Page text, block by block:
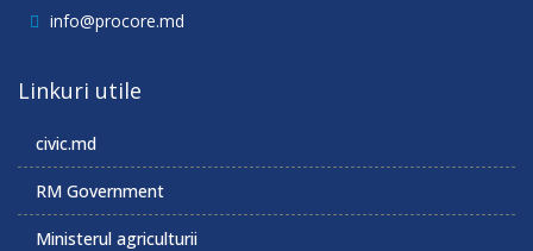
info@procore.md
Linkuri utile
civic.md
RM Government
Ministerul agriculturii